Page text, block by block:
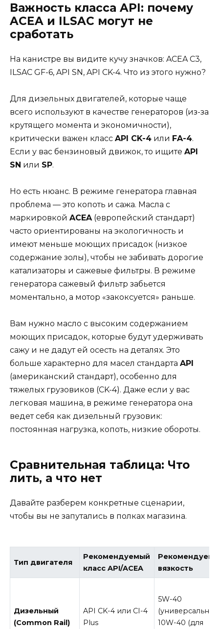
Важность класса API: почему
ACEA и ILSAC могут не
сработать
На канистре вы видите кучу значков: ACEA C3,
ILSAC GF-6, API SN, API CK-4. Что из этого нужно?
Для дизельных двигателей, которые чаще
всего используют в качестве генераторов (из-за
крутящего момента и экономичности),
критически важен класс API CK-4 или FA-4.
Если у вас бензиновый движок, то ищите API
SN или SP.
Но есть нюанс. В режиме генератора главная
проблема — это копоть и сажа. Масла с
маркировкой ACEA(европейский стандарт)
часто ориентированы на экологичность и
имеют меньше моющих присадок (низкое
содержание золы), чтобы не забивать дорогие
катализаторы и сажевые фильтры. В режиме
генератора сажевый фильтр забьется
моментально, а мотор «закоксуется» раньше.
Вам нужно масло с высоким содержанием
моющих присадок, которые будут удерживать
сажу и не дадут ей осесть на деталях. Это
больше характерно для масел стандарта API
(американский стандарт), особенно для
тяжелых грузовиков (CK-4). Даже если у вас
легковая машина, в режиме генератора она
ведет себя как дизельный грузовик:
постоянная нагрузка, копоть, низкие обороты.
Сравнительная таблица: Что
лить, а что нет
Давайте разберем конкретные сценарии,
чтобы вы не запутались в полках магазина.
Тип двигателя
Рекомендуемый
класс API/ACEA
вязкость
Дизельный
(Common Rail)
API CK-4 или CI-4
Plus
5W-40
(универсально),
10W-40 (для